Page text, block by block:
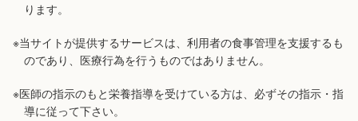
ります。
※当サイトが提供するサービスは、利用者の食事管理を支援するも
のであり、医療行為を行うものではありません。
※医師の指示のもと栄養指導を受けている方は、必ずその指示・指
導に従って下さい。